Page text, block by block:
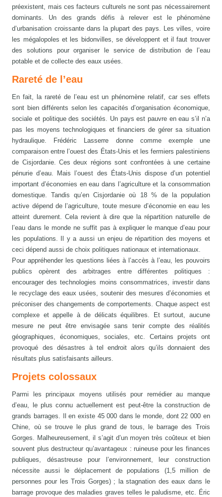
préexistent, mais ces facteurs culturels ne sont pas nécessairement
dominants. Un des grands défis à relever est le phénomène
d’urbanisation croissante dans la plupart des pays. Les villes, voire
les mégalopoles et les bidonvilles, se développent et il faut trouver
des solutions pour organiser le service de distribution de l’eau
potable et de collecte des eaux usées.
Rareté de l’eau
En fait, la rareté de l’eau est un phénomène relatif, car ses effets
sont bien différents selon les capacités d’organisation économique,
sociale et politique des sociétés. Un pays est pauvre en eau s’il n’a
pas les moyens technologiques et financiers de gérer sa situation
hydraulique. Frédéric Lasserre donne comme exemple une
comparaison entre l’ouest des États-Unis et les fermiers palestiniens
de Cisjordanie. Ces deux régions sont confrontées à une certaine
pénurie d’eau. Mais l’ouest des États-Unis dispose d’un potentiel
important d’économies en eau dans l’agriculture et la consommation
domestique. Tandis qu’en Cisjordanie où 18 % de la population
active dépend de l’agriculture, toute mesure d’économie en eau les
atteint durement. Cela revient à dire que la répartition naturelle de
l’eau dans le monde ne suffit pas à expliquer le manque d’eau pour
les populations. Il y a aussi un enjeu de répartition des moyens et
ceci dépend aussi de choix politiques nationaux et internationaux.
Pour appréhender les questions liées à l’accès à l’eau, les pouvoirs
publics opèrent des arbitrages entre différentes politiques :
encourager des technologies moins consommatrices, investir dans
le recyclage des eaux usées, soutenir des mesures d’économies et
préconiser des changements de comportements. Chaque aspect est
complexe et appelle à de délicats équilibres. Et surtout, aucune
mesure ne peut être envisagée sans tenir compte des réalités
géographiques, économiques, sociales, etc. Certains projets ont
provoqué des désastres à tel endroit alors qu’ils donnaient des
résultats plus satisfaisants ailleurs.
Projets colossaux
Parmi les principaux moyens utilisés pour remédier au manque
d’eau, le plus connu actuellement est peut-être la construction de
grands barrages. Il en existe 45 000 dans le monde, dont 22 000 en
Chine, où se trouve le plus grand de tous, le barrage des Trois
Gorges. Malheureusement, il s’agit d’un moyen très coûteux et bien
souvent plus destructeur qu’avantageux : ruineuse pour les finances
publiques, désastreuse pour l’environnement, leur construction
nécessite aussi le déplacement de populations (1,5 million de
personnes pour les Trois Gorges) ; la stagnation des eaux dans le
barrage provoque des maladies graves telles le paludisme, etc. Éric